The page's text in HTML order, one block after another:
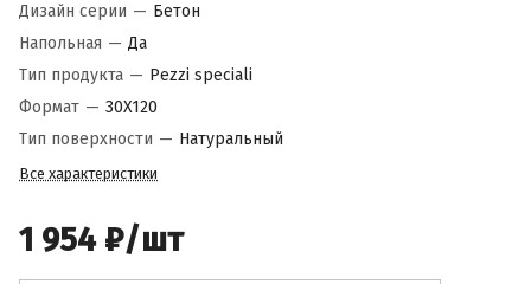
Дизайн серии — Бетон
Напольная — Да
Тип продукта — Pezzi speciali
Формат — 30X120
Тип поверхности — Натуральный
Все характеристики
1 954 ₽/шт